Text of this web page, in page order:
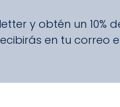
y obtén un 10%
en tu correo